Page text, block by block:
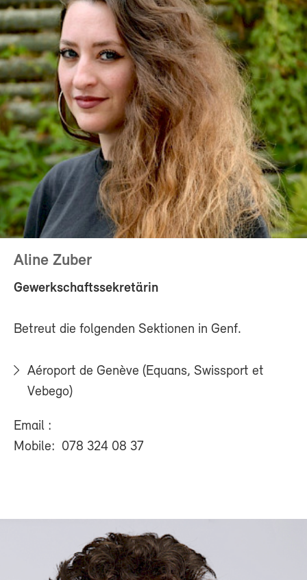
Aline Zuber
Gewerkschaftssekretärin
Betreut die folgenden Sektionen in Genf.
Aéroport de Genève (Equans, Swissport et
Vebego)
Email :
Mobile: 078 324 08 37